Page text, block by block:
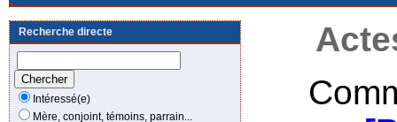
Recherche directe
Intéressé(e)
Mère, conjoint, témoins, parrain...